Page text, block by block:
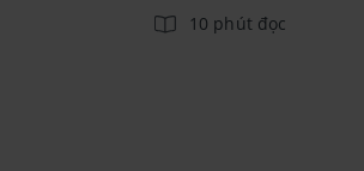
10 phút đọc